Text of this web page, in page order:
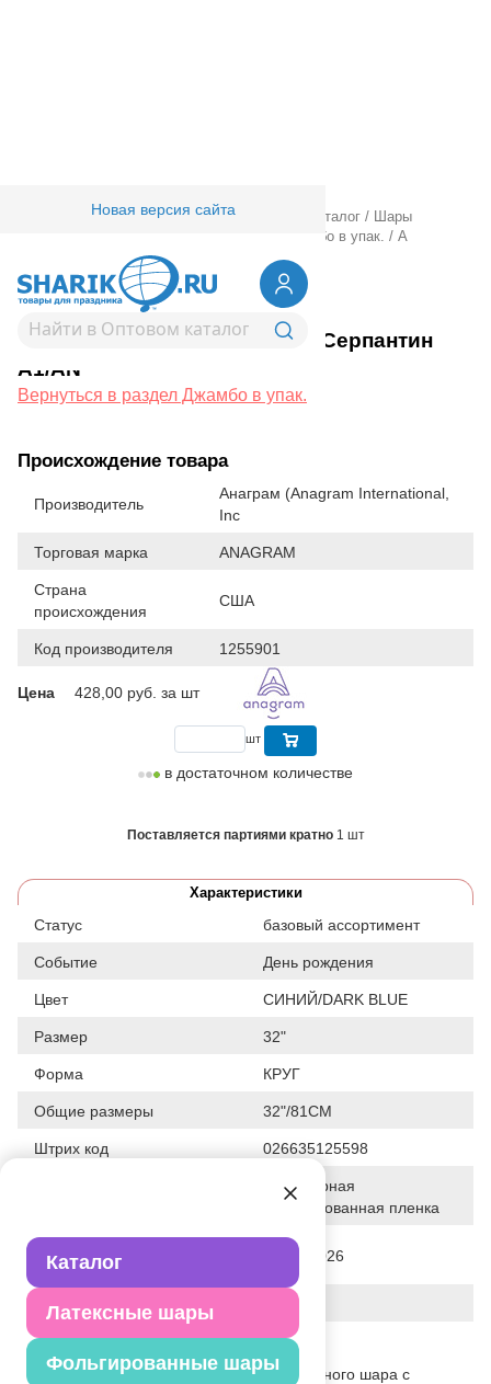
Каталог
Латексные шары
Фольгированные шары
Новая версия сайта
Товары для праздника/ Оптовый каталог /
Шары
Джамбо в упак. / А
ДЖАМБО/УП HB Серпантин А1/AN
1203-0361А ДЖАМБО/УП HB Серпантин
А1/AN
Вернуться в раздел Джамбо в упак.
Происхождение товара
Производитель
Анаграм (Anagram International,
Inc
Торговая марка ANAGRAM
Страна
происхождения
США
Код производителя 1255901
Цена 428,00 руб. за шт
шт
в достаточном количестве
Поставляется партиями кратно 1 шт
Характеристики
Статус базовый ассортимент
Событие День рождения
Цвет СИНИЙ/DARK BLUE
Размер 32"
Форма КРУГ
Общие размеры 32"/81СМ
Штрих код 026635125598
Полимерная
фольгированная пленка
элемента
28-01-2026
Вес 26.000 г
Описание товара
Сдержанный дизайн этого фольгированного шара с